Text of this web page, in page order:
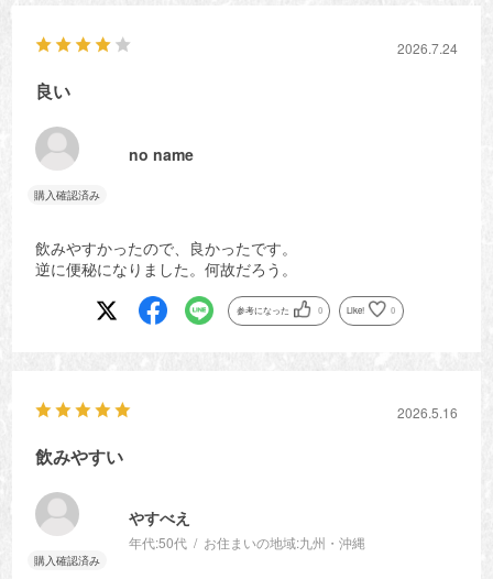
2026.7.24
良い
no name
飲みやすかったので、良かったです。
逆に便秘になりました。何故だろう。
参考になった 0 Like! 0
2026.5.16
飲みやすい
やすべえ
年代:50代 お住まいの地域:九州・沖縄